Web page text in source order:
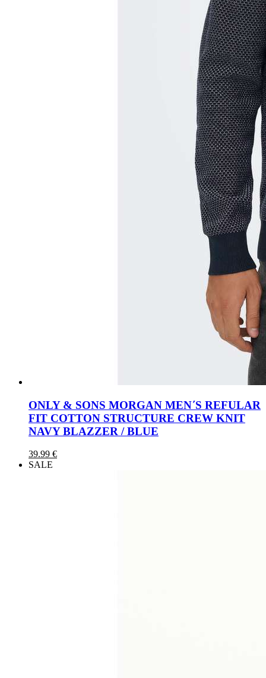
ONLY & SONS MORGAN MEN΄S REFULAR
FIT COTTON STRUCTURE CREW KNIT
NAVY BLAZZER / BLUE
39.99 €
SALE